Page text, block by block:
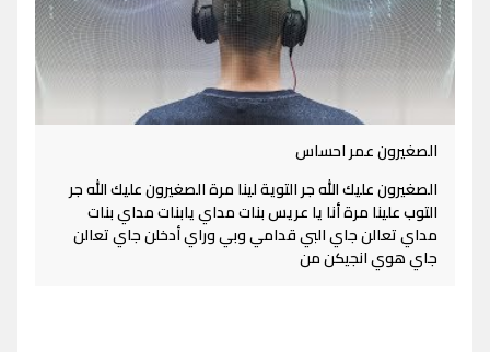
الصغيرون عمر احساس
الصغيرون عليك الله جر التوية لينا مرة الصغيرون عليك الله جر
التوب علينا مرة أنا يا عريس بنات مداي يابنات مداي بنات
مداي تعالن جاي البي قدامي وبي وراي أدخلن جاي تعالن
جاي هوي انجيكن من